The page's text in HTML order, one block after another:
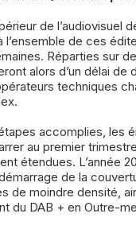
de l’audiovisuel
l’ensemble de ces
Réparties sur
alors d’un délai de
techniques
accomplies, les
au premier
étendues. L’année
de la
de moindre densité,
du DAB + en Outre-